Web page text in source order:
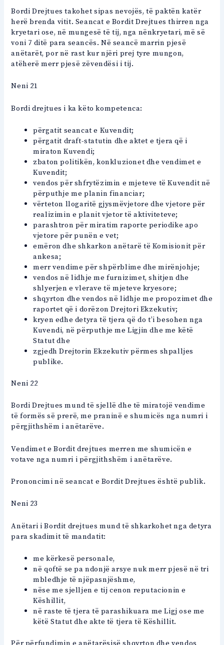
Bordi Drejtues takohet sipas nevojës, të paktën katër
herë brenda vitit. Seancat e Bordit Drejtues thirren nga
kryetari ose, në mungesë të tij, nga nënkryetari, më së
voni 7 ditë para seancës. Në seancë marrin pjesë
anëtarët, por në rast kur njëri prej tyre mungon,
atëherë merr pjesë zëvendësi i tij.
Neni 21
Bordi drejtues i ka këto kompetenca:
përgatit seancat e Kuvendit;
përgatit draft-statutin dhe aktet e tjera që i
miraton Kuvendi;
zbaton politikën, konkluzionet dhe vendimet e
Kuvendit;
vendos për shfrytëzimin e mjeteve të Kuvendit në
përputhje me planin financiar;
vërteton llogaritë gjysmëvjetore dhe vjetore për
realizimin e planit vjetor të aktiviteteve;
parashtron për miratim raporte periodike apo
vjetore për punën e vet;
emëron dhe shkarkon anëtarë të Komisionit për
ankesa;
merr vendime për shpërblime dhe mirënjohje;
vendos në lidhje me furnizimet, shitjen dhe
shlyerjen e vlerave të mjeteve kryesore;
shqyrton dhe vendos në lidhje me propozimet dhe
raportet që i dorëzon Drejtori Ekzekutiv;
kryen edhe detyra të tjera që do t’i besohen nga
Kuvendi, në përputhje me Ligjin dhe me këtë
Statut dhe
zgjedh Drejtorin Ekzekutiv përmes shpalljes
publike.
Neni 22
Bordi Drejtues mund të sjellë dhe të miratojë vendime
të formës së prerë, me praninë e shumicës nga numri i
përgjithshëm i anëtarëve.
Vendimet e Bordit drejtues merren me shumicën e
votave nga numri i përgjithshëm i anëtarëve.
Prononcimi në seancat e Bordit Drejtues është publik.
Neni 23
Anëtari i Bordit drejtues mund të shkarkohet nga detyra
para skadimit të mandatit:
me kërkesë personale,
në qoftë se pa ndonjë arsye nuk merr pjesë në tri
mbledhje të njëpasnjëshme,
nëse me sjelljen e tij cenon reputacionin e
Këshillit,
në raste të tjera të parashikuara me Ligj ose me
këtë Statut dhe akte të tjera të Këshillit.
Për përfundimin e anëtarësisë shqyrton dhe vendos